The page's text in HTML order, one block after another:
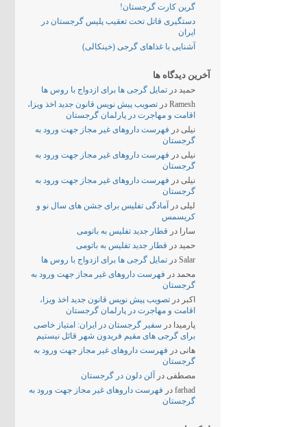
گرین کارت گرجستان!
دستگیری قاتل تحت تعقیب پلیس گرجستان در
ایران
آشنایی با غذاهای گرجی (خینکالی)
آخرین دیدگاه ها
حمید در تمایل گرجی ها برای ازدواج با روس ها
Ramesh در تصویب پیش نویس قانون جدید اخذ ویزا،
اقامت و مهاجرت در پارلمان گرجستان
نیلی در فهرست داروهای غیر مجاز جهت ورود به
گرجستان
نیلی در فهرست داروهای غیر مجاز جهت ورود به
گرجستان
نیلی در فهرست داروهای غیر مجاز جهت ورود به
گرجستان
لیلی در
آمادگی تفلیس برای جشن های سال نو و
کریسمس
سارا
در قطار جدید تفلیس به باتومی
حمید در قطار جدید تفلیس به باتومی
Salar در تمایل گرجی ها برای ازدواج با روس ها
محمد در فهرست داروهای غیر مجاز جهت ورود به
گرجستان
اکبر در تصویب پیش نویس قانون جدید اخذ ویزا،
اقامت و مهاجرت در پارلمان گرجستان
پارمیدا در سفیر گرجستان در ایران: امتیاز خاصی
برای گرجی های مقیم فریدون شهر قائل نیستیم
هانی در فهرست داروهای غیر مجاز جهت ورود به
گرجستان
مصطفی در
آلن دلون در گرجستان
farhad در فهرست داروهای غیر مجاز جهت ورود به
گرجستان